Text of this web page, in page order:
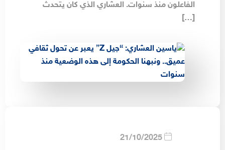
الفاعلون منذ سنوات. العشاري الذي كان يتحدث
[…]
21/10/2025